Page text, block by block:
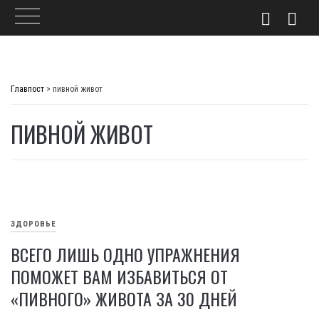
Главпост > пивной живот
ПИВНОЙ ЖИВОТ
ЗДОРОВЬЕ
ВСЕГО ЛИШЬ ОДНО УПРАЖНЕНИЯ
ПОМОЖЕТ ВАМ ИЗБАВИТЬСЯ ОТ
«ПИВНОГО» ЖИВОТА ЗА 30 ДНЕЙ